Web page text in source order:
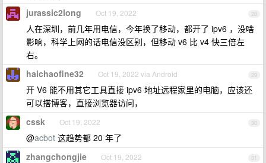
28
jurassic2long Oct 19, 2022
人在深圳，前几年用电信，今年换了移动，都开了 ipv6 ，没啥
影响，科学上网的话电信没区别，但移动 v6 比 v4 快三倍左
右。
29
haichaofine32 Oct 19, 2022 via Android
开 V6 能不用其它工具直接 ipv6 地址远程家里的电脑，应该还
可以搭博客，直接浏览器访问，
30
cssk Oct 19, 2022
@acbot 这趋势都 20 年了
31
zhangchongjie Oct 19, 2022